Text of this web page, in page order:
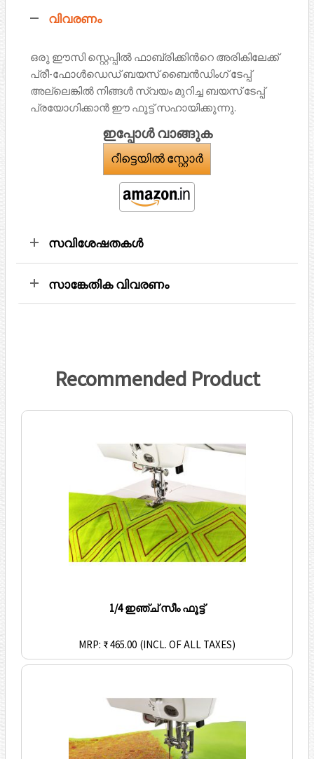
e
o
o
k
i
t
e
r
i
l
t
A
p
p
വിവരണം
ഒരു ഈസി സ്റ്റെപ്പില്‍ ഫാബ്രിക്കിന്‍റെ അരികിലേക്ക്
പ്രീ-ഫോള്‍ഡെഡ് ബയസ് ബൈൻഡിംഗ് ടേപ്പ്
അല്ലെങ്കിൽ നിങ്ങൾ സ്വയം മുറിച്ച ബയസ് ടേപ്പ്
പ്രയോഗിക്കാൻ ഈ ഫൂട്ട് സഹായിക്കുന്നു.
ഇപ്പോള്‍ വാങ്ങുക
റീട്ടെയിൽ സ്റ്റോർ
സവിശേഷതകള്‍
സാങ്കേതിക വിവരണം
Recommended Product
1/4 ഇഞ്ച് സീം ഫൂട്ട്
MRP: ₹ 465.00 (INCL. OF ALL TAXES)